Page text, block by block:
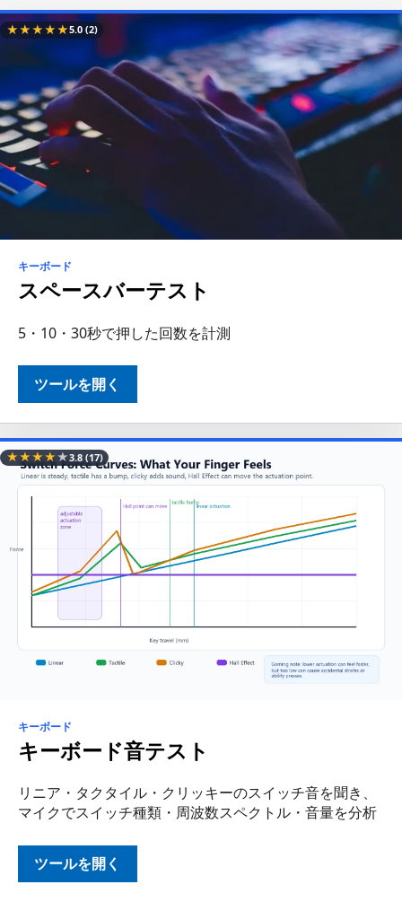
★★★★★5.0(2)
キーボード
スペースバーテスト
5・10・30秒で押した回数を計測
ツールを開く
★★★★★3.8(17)
キーボード
キーボード音テスト
リニア・タクタイル・クリッキーのスイッチ音を聞き、
マイクでスイッチ種類・周波数スペクトル・音量を分析
ツールを開く